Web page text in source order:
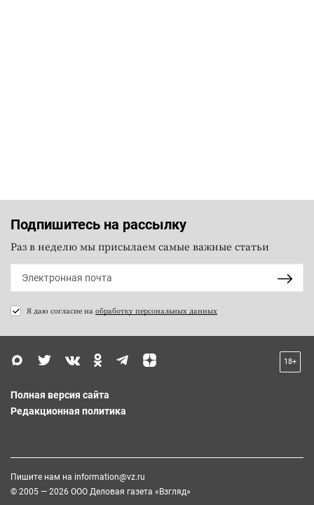
Подпишитесь на рассылку
Раз в неделю мы присылаем самые важные статьи
Я даю согласие на обработку персональных данных
18+
Полная версия сайта
Редакционная политика
Пишите нам на information@vz.ru
© 2005 — 2026 ООО Деловая газета «Взгляд»